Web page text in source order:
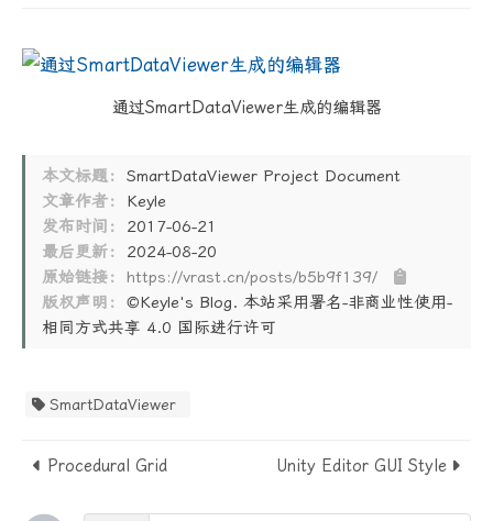
通过SmartDataViewer生成的编辑器
本文标题：
SmartDataViewer Project Document
文章作者：
Keyle
发布时间：
2017-06-21
最后更新：
2024-08-20
原始链接：
https://vrast.cn/posts/b5b9f139/
版权声明：
©Keyle's Blog. 本站采用署名-非商业性使用-
相同方式共享 4.0 国际进行许可
SmartDataViewer
Procedural Grid Unity Editor GUI Style